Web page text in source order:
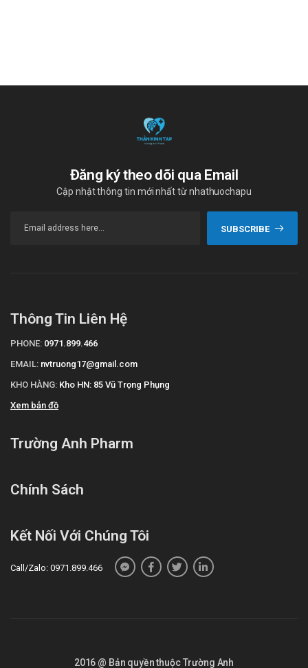
Đăng ký theo dõi qua Email
Cập nhật thông tin mới nhất từ nhathuochapu
SUBSCRIBE
Thông Tin Liên Hệ
PHONE: 0971.899.466
EMAIL: nvtruong17@gmail.com
KHO HÀNG: Kho HN: 85 Vũ Trọng Phụng
Xem bản đồ
Trường Anh Pharm
Chính Sách
Kết Nối Với Chúng Tôi
Call/Zalo: 0971.899.466
2016 @ Bản quyền thuộc Trường Anh